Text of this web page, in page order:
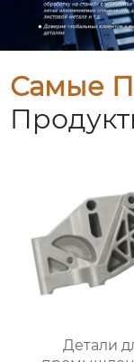
Самые
Детали